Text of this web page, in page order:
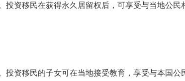
资移民在获得永久居留权后，可享受与当地公民
资移民的子女可在当地接受教育，享受与本国公